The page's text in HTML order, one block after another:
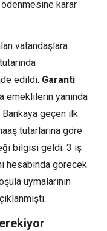
karar
vatandaşlara
edildi. Garanti
emeklilerin yanında
Bankaya geçen ilk
tutarlarına göre
bilgisi geldi. 3 iş
hesabında görecek
uymalarının